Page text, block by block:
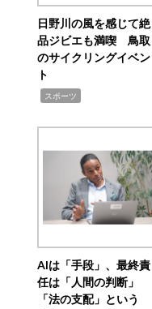
日野川の風を感じて絶
品ジビエも満喫 鳥取
のサイクリングイベン
ト
スポーツ
AIは「手段」、最終責
任は「人間の判断」
「法の支配」という